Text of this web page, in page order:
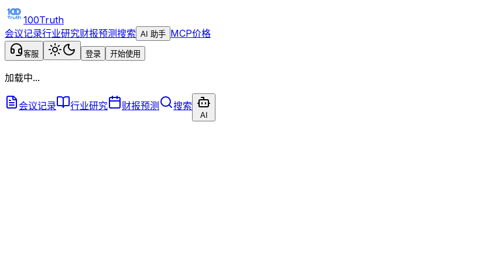
100Truth
会议记录行业研究财报预测搜索 AI 助手 MCP价格
客服 登录 开始使用
加载中...
会议记录 行业研究 财报预测 搜索
AI